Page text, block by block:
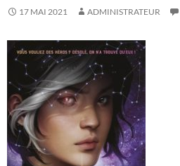
17 MAI 2021 ADMINISTRATEUR